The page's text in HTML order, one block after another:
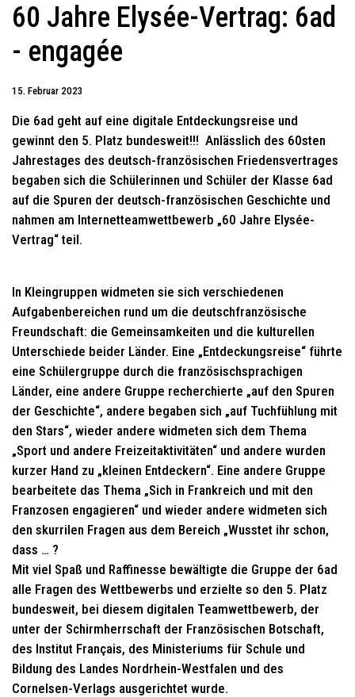
60 Jahre Elysée-Vertrag: 6ad
- engagée
15. Februar 2023
Die 6ad geht auf eine digitale Entdeckungsreise und
gewinnt den 5. Platz bundesweit!!! Anlässlich des 60sten
Jahrestages des deutsch-französischen Friedensvertrages
begaben sich die Schülerinnen und Schüler der Klasse 6ad
auf die Spuren der deutsch-französischen Geschichte und
nahmen am Internetteamwettbewerb „60 Jahre Elysée-
Vertrag“ teil.
In Kleingruppen widmeten sie sich verschiedenen
Aufgabenbereichen rund um die deutschfranzösische
Freundschaft: die Gemeinsamkeiten und die kulturellen
Unterschiede beider Länder. Eine „Entdeckungsreise“ führte
eine Schülergruppe durch die französischsprachigen
Länder, eine andere Gruppe recherchierte „auf den Spuren
der Geschichte“, andere begaben sich „auf Tuchfühlung mit
den Stars“, wieder andere widmeten sich dem Thema
„Sport und andere Freizeitaktivitäten“ und andere wurden
kurzer Hand zu „kleinen Entdeckern“. Eine andere Gruppe
bearbeitete das Thema „Sich in Frankreich und mit den
Franzosen engagieren“ und wieder andere widmeten sich
den skurrilen Fragen aus dem Bereich „Wusstet ihr schon,
dass … ?
Mit viel Spaß und Raffinesse bewältigte die Gruppe der 6ad
alle Fragen des Wettbewerbs und erzielte so den 5. Platz
bundesweit, bei diesem digitalen Teamwettbewerb, der
unter der Schirmherrschaft der Französischen Botschaft,
des Institut Français, des Ministeriums für Schule und
Bildung des Landes Nordrhein-Westfalen und des
Cornelsen-Verlags ausgerichtet wurde.